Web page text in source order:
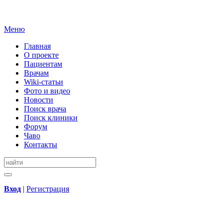
Меню
Главная
О проекте
Пациентам
Врачам
Wiki-статьи
Фото и видео
Новости
Поиск врача
Поиск клиники
Форум
Чаво
Контакты
Вход | Регистрация